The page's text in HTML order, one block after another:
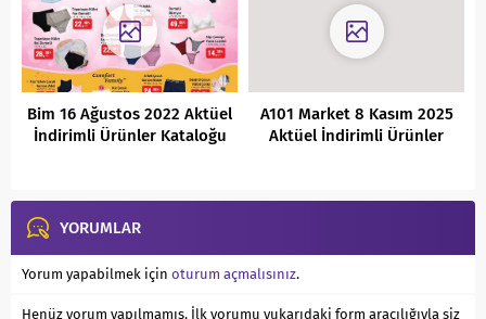
Bim 16 Ağustos 2022 Aktüel
İndirimli Ürünler Kataloğu
A101 Market 8 Kasım 2025
Aktüel İndirimli Ürünler
YORUMLAR
Yorum yapabilmek için oturum açmalısınız.
Henüz yorum yapılmamış. İlk yorumu yukarıdaki form aracılığıyla siz